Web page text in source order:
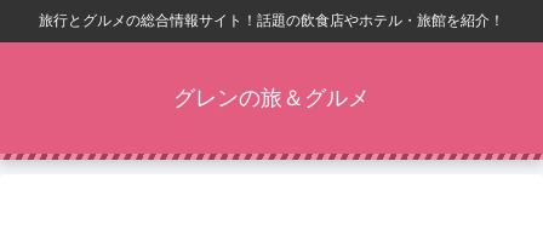
旅行とグルメの総合情報サイト！話題の飲食店やホテル・旅館を紹介！
グレンの旅＆グルメ